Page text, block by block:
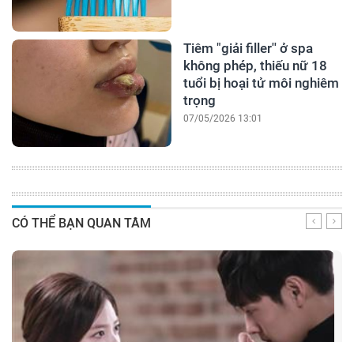
Tiêm "giải filler'' ở spa
không phép, thiếu nữ 18
tuổi bị hoại tử môi nghiêm
trọng
07/05/2026 13:01
CÓ THỂ BẠN QUAN TÂM